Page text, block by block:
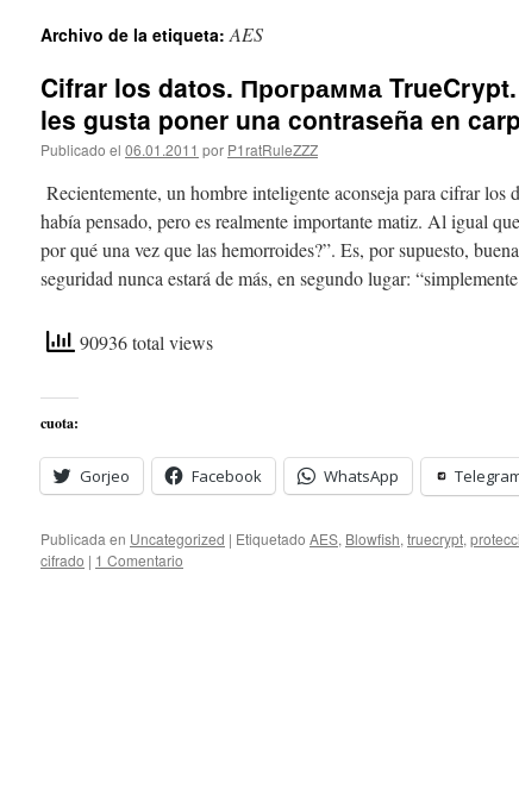
Archivo de la etiqueta:AES
Cifrar los datos. Программа
les gusta poner una contraseña en
Publicado el 06.01.2011 por P1ratRuleZZZ
Recientemente, un hombre inteligente aconseja para cifrar los
había pensado, pero es realmente importante matiz. Al igual
por qué una vez que las hemorroides?”. Es, por supuesto,
seguridad nunca estará de más, en segundo lugar:
90936 total views
cuota:
Gorjeo Facebook WhatsApp
Publicada en Uncategorized | Etiquetado AES, Blowfish, truecrypt,
cifrado | 1 Comentario